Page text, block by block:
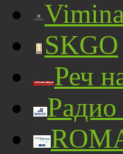
SKGO
Реч